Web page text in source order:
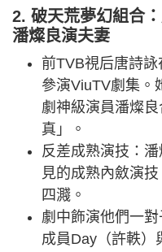
2. 破天荒夢幻組合
潘燦良演夫妻
前TVB視后唐詩詠
參演ViuTV劇集。
劇神級演員潘燦
真」。
反差成熟演技：
見的成熟內斂演
四濺。
劇中飾演他們一
成員Day（許軼）